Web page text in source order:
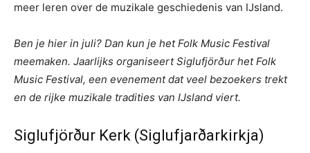
meer leren over de muzikale geschiedenis van IJsland.
Ben je hier in juli? Dan kun je het Folk Music Festival
meemaken. Jaarlijks organiseert Siglufjörður het Folk
Music Festival, een evenement dat veel bezoekers trekt
en de rijke muzikale tradities van IJsland viert.
Siglufjörður Kerk (Siglufjarðarkirkja)